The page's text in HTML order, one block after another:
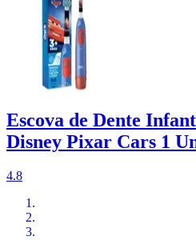
Escova de Dente
Disney Pixar Cars 1
4.8